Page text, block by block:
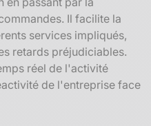
Il facilite la
services impliqués,
retards préjudiciables.
réel de l'activité
de l'entreprise face